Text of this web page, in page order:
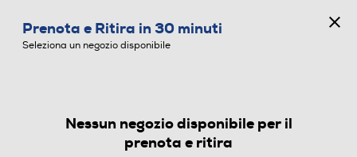
STAMPANTI FOTOGRAFICHE
Prenota e Ritira in 30 minuti
Seleziona un negozio disponibile
Nessun negozio disponibile per il
prenota e ritira